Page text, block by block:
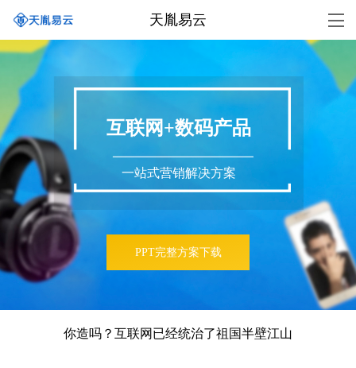
天胤易云
互联网+数码产品
一站式营销解决方案
PPT完整方案下载
你造吗？互联网已经统治了祖国半壁江山